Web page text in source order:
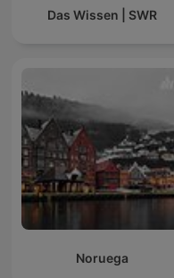
Das Wissen | SWR
Noruega